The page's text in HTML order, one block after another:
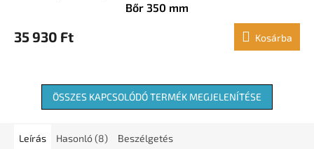
Bőr 350 mm
35 930 Ft Kosárba
ÖSSZES KAPCSOLÓDÓ TERMÉK MEGJELENÍTÉSE
Leírás Hasonló (8) Beszélgetés